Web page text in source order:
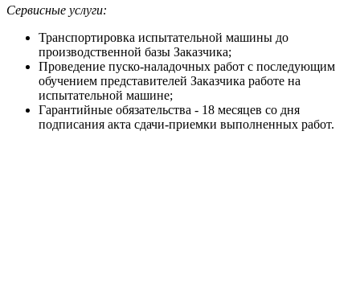
Сервисные услуги:
Транспортировка испытательной машины до
производственной базы Заказчика;
Проведение пуско-наладочных работ с последующим
обучением представителей Заказчика работе на
испытательной машине;
Гарантийные обязательства - 18 месяцев со дня
подписания акта сдачи-приемки выполненных работ.